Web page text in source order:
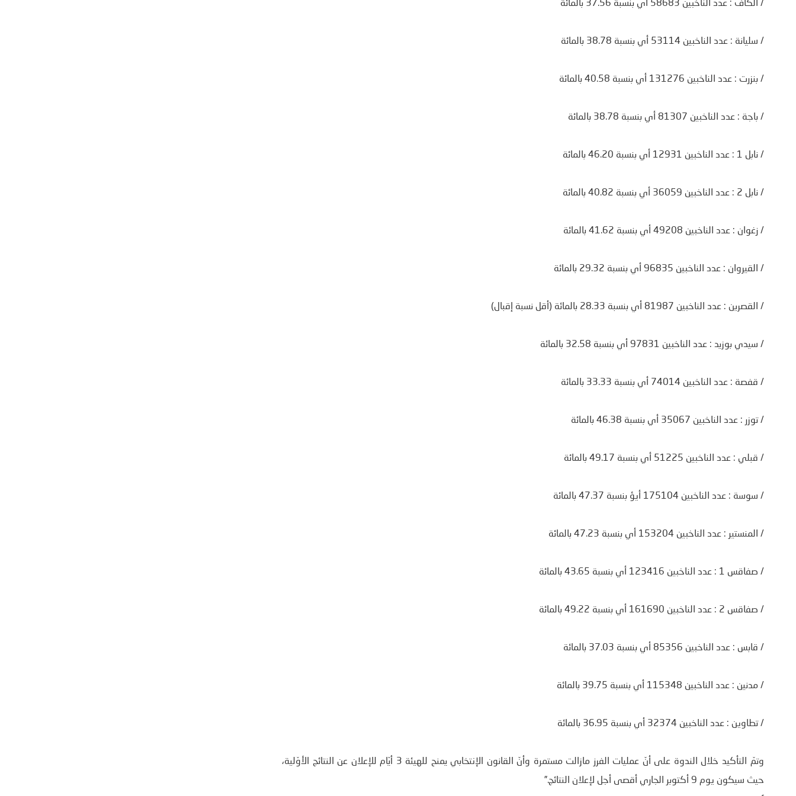
/ الكاف : عدد الناخبين 58683 أي بنسبة 37.56 بالمائة
/ سليانة : عدد الناخبين 53114 أي بنسبة 38.78 بالمائة
/ بنزرت : عدد الناخبين 131276 أي بنسبة 40.58 بالمائة
/ باجة : عدد الناخبين 81307 أي بنسبة 38.78 بالمائة
/ نابل 1 : عدد الناخبين 12931 أي بنسبة 46.20 بالمائة
/ نابل 2 : عدد الناخبين 36059 أي بنسبة 40.82 بالمائة
/ زغوان : عدد الناخبين 49208 أي بنسبة 41.62 بالمائة
/ القيروان : عدد الناخبين 96835 أي بنسبة 29.32 بالمائة
/ القصرين : عدد الناخبين 81987 أي بنسبة 28.33 بالمائة (أقل نسبة إقبال)
/ سيدي بوزيد : عدد الناخبين 97831 أي بنسبة 32.58 بالمائة
/ قفصة : عدد الناخبين 74014 أي بنسبة 33.33 بالمائة
/ توزر : عدد الناخبين 35067 أي بنسبة 46.38 بالمائة
/ قبلي : عدد الناخبين 51225 أي بنسبة 49.17 بالمائة
/ سوسة : عدد الناخبين 175104 أيؤ بنسبة 47.37 بالمائة
/ المنستير : عدد الناخبين 153204 أي بنسبة 47.23 بالمائة
/ صفاقس 1 : عدد الناخبين 123416 أي بنسبة 43.65 بالمائة
/ صفاقس 2 : عدد الناخبين 161690 أي بنسبة 49.22 بالمائة
/ قابس : عدد الناخبين 85356 أي بنسبة 37.03 بالمائة
/ مدنين : عدد الناخبين 115348 أي بنسبة 39.75 بالمائة
/ تطاوين : عدد الناخبين 32374 أي بنسبة 36.95 بالمائة
وتمّ التأكيد خلال الندوة على أنّ عمليات الفرز مازالت مستمرة وأنّ القانون الإنتخابي يمنح للهيئة 3 أيّام للإعلان عن النتائج الأوّلية،
حيث سيكون يوم 9 أكتوبر الجاري أقصى أجل لإعلان النتائج.”